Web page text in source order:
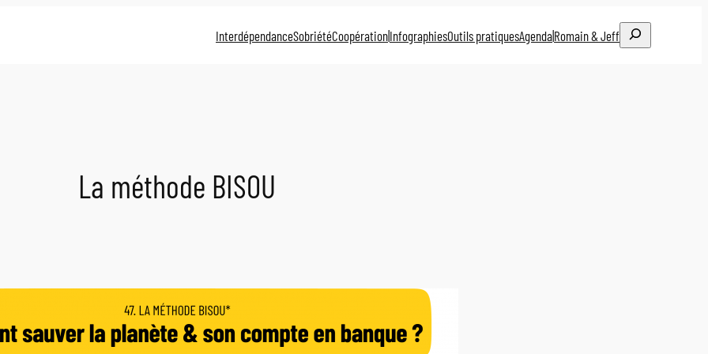
InterdépendanceSobriétéCoopération|InfographiesOutils pratiquesAgenda|Romain & JeffRechercher
La méthode BISOU